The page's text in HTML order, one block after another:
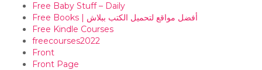
Free Baby Stuff – Daily
Free Books | أفضل مواقع لتحميل الكتب ببلاش
Free Kindle Courses
freecourses2022
Front
Front Page